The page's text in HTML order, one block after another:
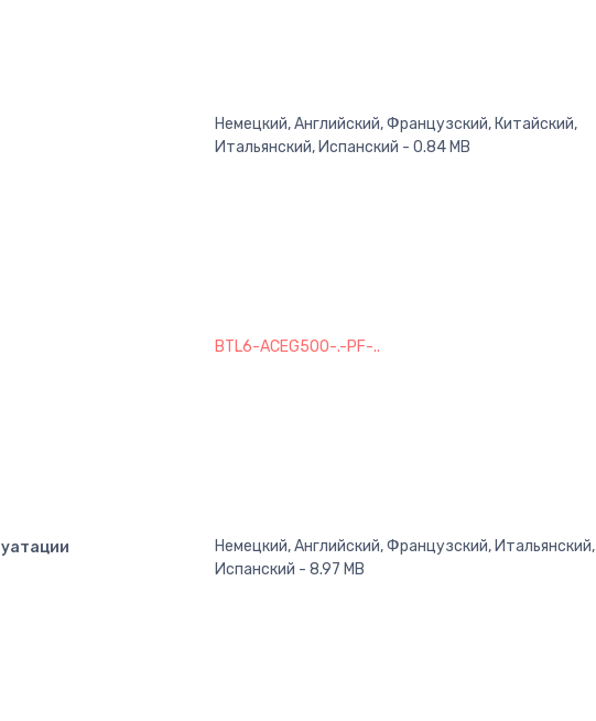
Немецкий, Английский, Французский, Китайский,
Итальянский, Испанский - 0.84 MB
BTL6-ACEG500-.-PF-..
Немецкий, Английский, Французский, Итальянский,
Испанский - 8.97 MB